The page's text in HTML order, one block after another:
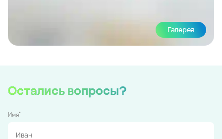
Галерея
Остались вопросы?
Имя*